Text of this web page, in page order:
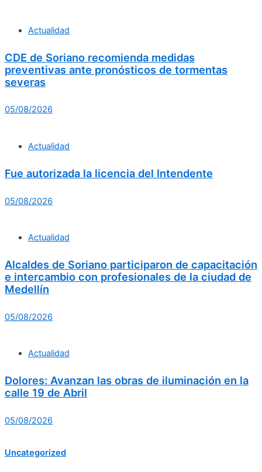
Actualidad
CDE de Soriano recomienda medidas
preventivas ante pronósticos de tormentas
severas
05/08/2026
Actualidad
Fue autorizada la licencia del Intendente
05/08/2026
Actualidad
Alcaldes de Soriano participaron de capacitación
e intercambio con profesionales de la ciudad de
Medellín
05/08/2026
Actualidad
Dolores: Avanzan las obras de iluminación en la
calle 19 de Abril
05/08/2026
Uncategorized